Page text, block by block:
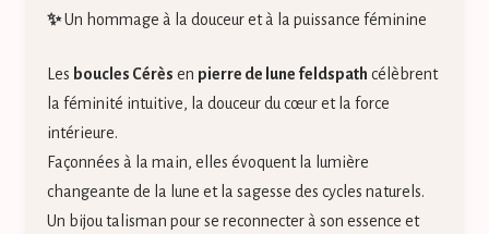
✨Un hommage à la douceur et à la puissance féminine
Les boucles Cérès en pierre de lune feldspath célèbrent
la féminité intuitive, la douceur du cœur et la force
intérieure.
Façonnées à la main, elles évoquent la lumière
changeante de la lune et la sagesse des cycles naturels.
Un bijou talisman pour se reconnecter à son essence et